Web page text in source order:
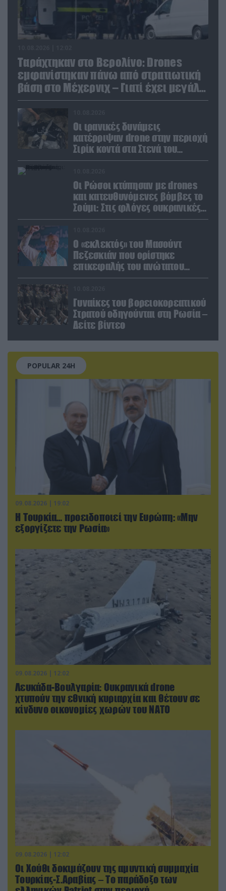
Ταράχτηκαν στο Βερολίνο: Drones
εμφανίστηκαν πάνω από στρατιωτική
βάση στο Μέχερνιχ – Γιατί έχει μεγάλη
σημασία
Οι ιρανικές δυνάμεις
κατέρριψαν drone στην περιοχή
Σιρίκ κοντά στα Στενά του
Ορμούζ: Δείτε βίντεο
Οι Ρώσοι κτύπησαν με drones
και κατευθυνόμενες βόμβες το
Σούμι: Στις φλόγες ουκρανικές
ενεργειακές εγκαταστάσεις
Ο «εκλεκτός» του Μασούντ
Πεζεσκιάν που ορίστηκε
επικεφαλής του ανώτατου
οργάνου ασφαλείας του Ιράν
Γυναίκες του βορειοκορεατικού
Στρατού οδηγούνται στη Ρωσία –
Δείτε βίντεο
POPULAR 24H
09.08.2026 | 19:02
Η Τουρκία… προειδοποιεί την Ευρώπη: «Μην
εξοργίζετε την Ρωσία»
09.08.2026 | 12:02
Λευκάδα-Βουλγαρία: Ουκρανικά drone
χτυπούν την εθνική κυριαρχία και θέτουν σε
κίνδυνο οικονομίες χωρών του ΝΑΤΟ
09.08.2026 | 12:02
Οι Χούθι δοκιμάζουν της αμυντική συμμαχία
Τουρκίας-Σ.Αραβίας – Το παράδοξο των